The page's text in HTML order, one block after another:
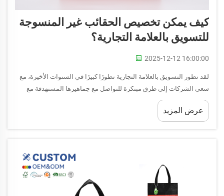
كيف يمكن تخصيص الحقائب غير المنسوجة
للتسويق بالعلامة التجارية؟
2025-12-12 16:00:00
لقد تطور التسويق بالعلامة التجارية تطورًا كبيرًا في السنوات الأخيرة، مع
سعي الشركات إلى طرق مبتكرة للتواصل مع جماهيرها المستهدفة مع
الحفاظ على الكفاءة من حيث التكلفة والمسؤولية البيئية. تمثل الحقيبة غير
المنسوجة واحدة من أكثر الطرق فعالية...
عرض المزيد